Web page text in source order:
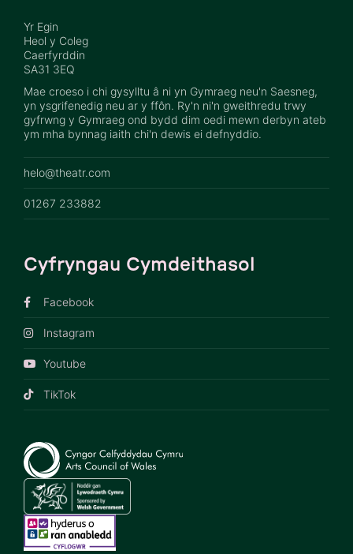
Yr Egin
Heol y Coleg
Caerfyrddin
SA31 3EQ
Mae croeso i chi gysylltu â ni yn Gymraeg neu'n Saesneg,
yn ysgrifenedig neu ar y ffôn. Ry'n ni'n gweithredu trwy
gyfrwng y Gymraeg ond bydd dim oedi mewn derbyn ateb
ym mha bynnag iaith chi'n dewis ei defnyddio.
helo@theatr.com
01267 233882
Cyfryngau Cymdeithasol
Facebook
Instagram
Youtube
TikTok